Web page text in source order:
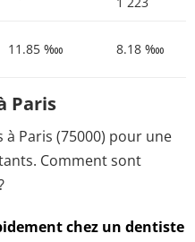
11.85 ‱ 8.18 ‱
Paris
Paris (75000) pour une
Comment sont
chez un dentiste